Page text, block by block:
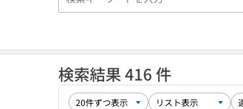
検索結果 416 件